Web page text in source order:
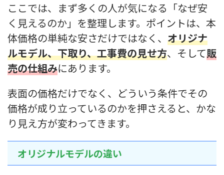
ここでは、まず多くの人が気になる「なぜ安
く見えるのか」を整理します。ポイントは、本
体価格の単純な安さだけではなく、 オリジナ
ルモデル、下取り、工事費の見せ方、そして販
売の仕組みにあります。
表面の価格だけでなく、どういう条件でその
価格が成り立っているのかを押さえると、かな
り見え方が変わってきます。
オリジナルモデルの違い